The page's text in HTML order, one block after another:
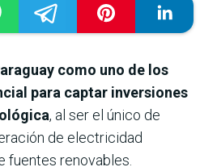
como uno de los
para captar inversiones
, al ser el único de
de electricidad
fuentes renovables.